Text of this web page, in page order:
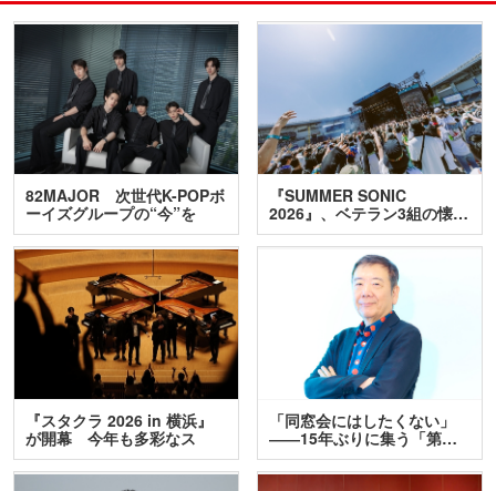
82MAJOR 次世代K-POPボ
ーイズグループの“今”を
訊…
『SUMMER SONIC
2026』、ベテラン3組の懐…
『スタクラ 2026 in 横浜』
が開幕 今年も多彩なス
テ…
「同窓会にはしたくない」
――15年ぶりに集う「第…